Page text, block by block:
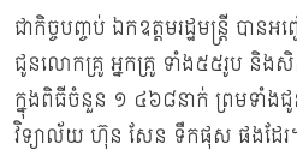
ជាកិច្ចបញ្ចប់ ឯកឧត្តមរដ្ឋមន្ដ្រី បា
ជូនលោកគ្រូ អ្នកគ្រូ ទាំង៥៥រូប និ
ក្នុងពិធីចំនួន ១ ៤៦៨នាក់ ព្រមទាំ
វិទ្យាល័យ ហ៊ុន សែន ទឹកផុស ផងដែរ